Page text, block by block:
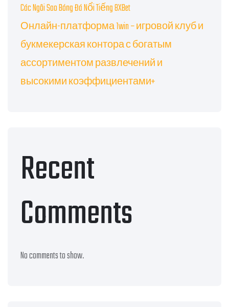
Các Ngôi Sao Bóng Đá Nổi Tiếng 8XBet
Онлайн-платформа 1win – игровой клуб и
букмекерская контора с богатым
ассортиментом развлечений и
высокими коэффициентами+
Recent
Comments
No comments to show.